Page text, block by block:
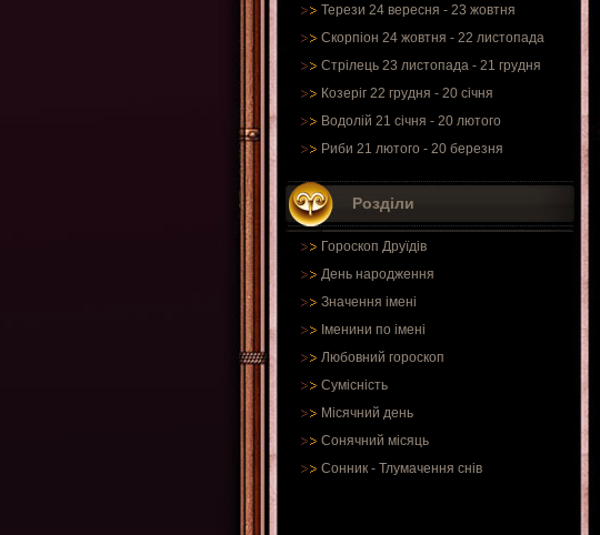
Терези 24 вересня - 23 жовтня
Скорпіон 24 жовтня - 22 листопада
Стрілець 23 листопада - 21 грудня
Козеріг 22 грудня - 20 січня
Водолій 21 січня - 20 лютого
Риби 21 лютого - 20 березня
Розділи
Гороскоп Друїдів
День народження
Значення імені
Іменини по імені
Любовний гороскоп
Сумісність
Місячний день
Сонячний місяць
Сонник - Тлумачення снів